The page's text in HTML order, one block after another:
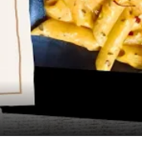
Video